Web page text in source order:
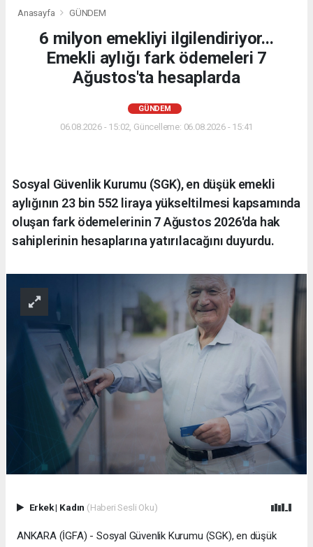
Anasayfa GÜNDEM
6 milyon emekliyi ilgilendiriyor...
Emekli aylığı fark ödemeleri 7
Ağustos'ta hesaplarda
GÜNDEM
06.08.2026 - 15:02, Güncelleme: 06.08.2026 - 15:41
Sosyal Güvenlik Kurumu (SGK), en düşük emekli
aylığının 23 bin 552 liraya yükseltilmesi kapsamında
oluşan fark ödemelerinin 7 Ağustos 2026'da hak
sahiplerinin hesaplarına yatırılacağını duyurdu.
Erkek| Kadın (Haberi Sesli Oku)
ANKARA (İGFA) - Sosyal Güvenlik Kurumu (SGK), en düşük